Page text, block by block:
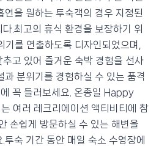
연을 원하는 투숙객의 경우 지정된
.최고의 휴식 환경을 보장하기 위
를 연출하도록 디자인되었으며,
고 있어 즐거운 숙박 경험을 선사
과 분위기를 경험하실 수 있는 품격
꼭 들러보세요. 온종일 Happy
여러 레크리에이션 액티비티에 참
손쉽게 방문하실 수 있는 해변을
숙 기간 동안 매일 숙소 수영장에